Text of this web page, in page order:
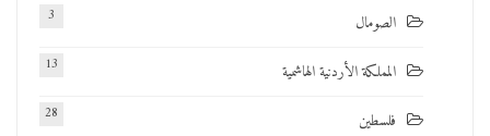
الصومال 3
المملكة الأردنية الهاشمية 13
فلسطين 28